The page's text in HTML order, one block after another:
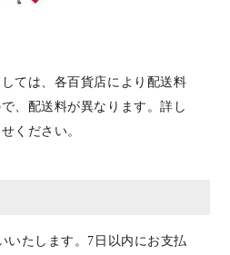
ては、各百貨店により配送料
、配送料が異なります。詳し
ください。
いたします。7日以内にお支払